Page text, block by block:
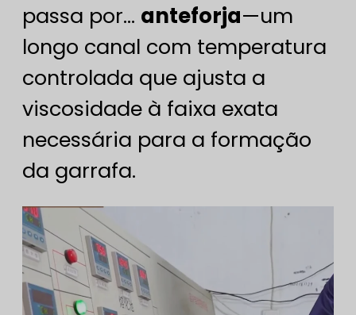
passa por... anteforja—um
longo canal com temperatura
controlada que ajusta a
viscosidade à faixa exata
necessária para a formação
da garrafa.